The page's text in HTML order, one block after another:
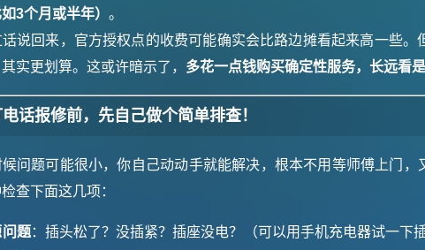
如3个月或半年）。
说回来，官方授权点的收费可能确实会比路边摊看起来高一些。
实更划算。这或许暗示了， 多花一点钱购买确定性服务，长远看
话报修前，先自己做个简单排查！
问题可能很小，你自己动动手就能解决，根本不用等师傅上门
查下面这几项：
问题：插头松了？没插紧？插座没电？（可以用手机充电器试一